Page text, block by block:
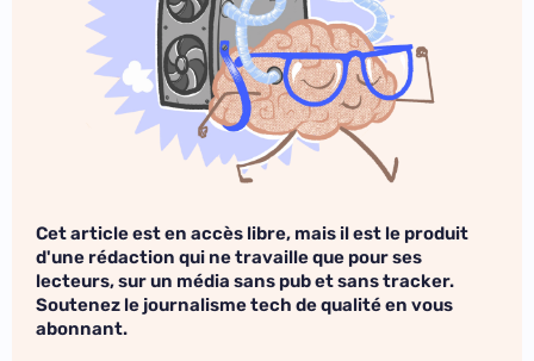
Cet article est en accès libre, mais il est le produit
d'une rédaction qui ne travaille que pour ses
lecteurs, sur un média sans pub et sans tracker.
Soutenez le journalisme tech de qualité en vous
abonnant.